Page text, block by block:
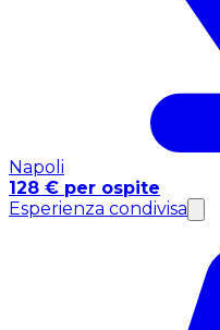
Napoli
128 € per ospite
Esperienza condivisa